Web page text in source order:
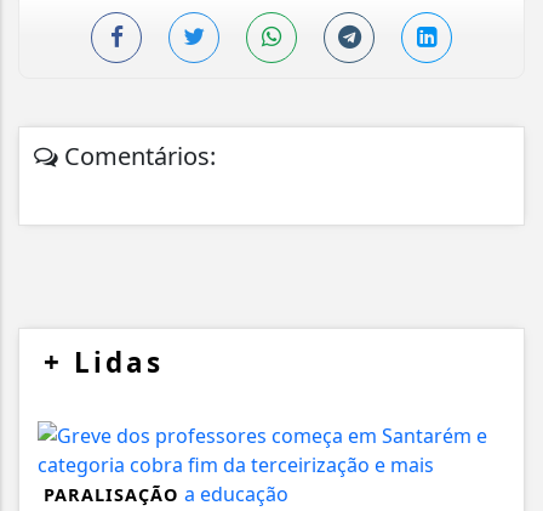
Comentários:
+ Lidas
PARALISAÇÃO